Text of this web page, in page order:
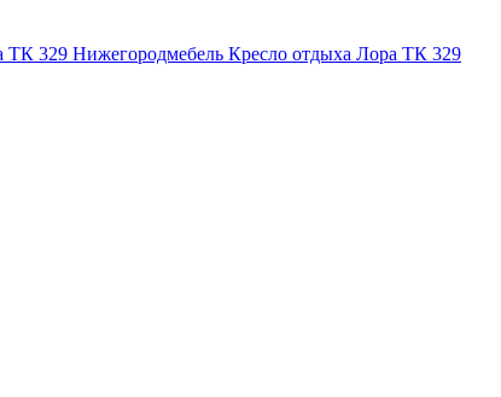
Нижегородмебель Кресло отдыха Лора ТК 329